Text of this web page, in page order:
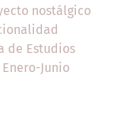
nostálgico
de Estudios
Junio